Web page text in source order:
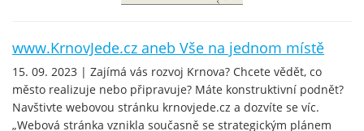
www.KrnovJede.cz aneb Vše na jednom místě
15. 09. 2023 | Zajímá vás rozvoj Krnova? Chcete vědět, co
město realizuje nebo připravuje? Máte konstruktivní podnět?
Navštivte webovou stránku krnovjede.cz a dozvíte se víc.
„Webová stránka vznikla současně se strategickým plánem